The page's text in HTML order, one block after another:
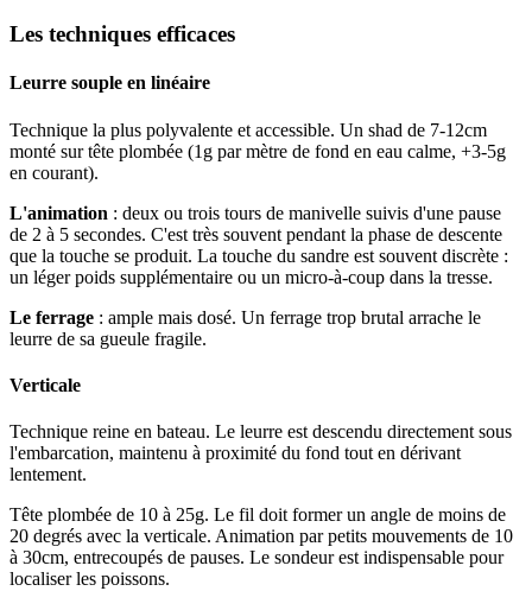
Les techniques efficaces
Leurre souple en linéaire
Technique la plus polyvalente et accessible. Un shad de 7-12cm
monté sur tête plombée (1g par mètre de fond en eau calme, +3-5g
en courant).
L'animation : deux ou trois tours de manivelle suivis d'une pause
de 2 à 5 secondes. C'est très souvent pendant la phase de descente
que la touche se produit. La touche du sandre est souvent discrète :
un léger poids supplémentaire ou un micro-à-coup dans la tresse.
Le ferrage : ample mais dosé. Un ferrage trop brutal arrache le
leurre de sa gueule fragile.
Verticale
Technique reine en bateau. Le leurre est descendu directement sous
l'embarcation, maintenu à proximité du fond tout en dérivant
lentement.
Tête plombée de 10 à 25g. Le fil doit former un angle de moins de
20 degrés avec la verticale. Animation par petits mouvements de 10
à 30cm, entrecoupés de pauses. Le sondeur est indispensable pour
localiser les poissons.